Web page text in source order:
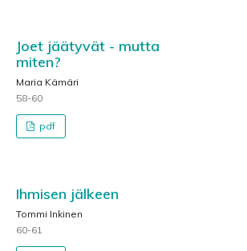
Joet jäätyvät - mutta
miten?
Maria Kämäri
58-60
pdf
Ihmisen jälkeen
Tommi Inkinen
60-61